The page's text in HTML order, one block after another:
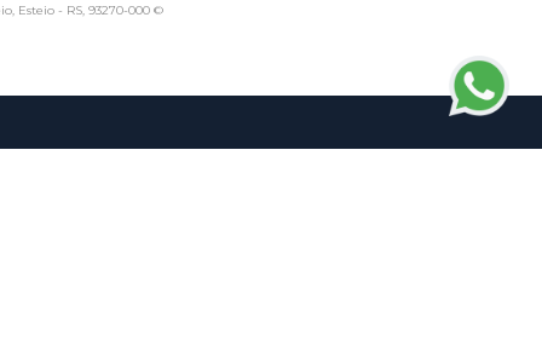
Esteio - RS, 93270-000 ©